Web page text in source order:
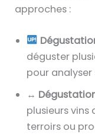
approches :
déguster
pour
↔️
plusieurs vins
terroirs ou